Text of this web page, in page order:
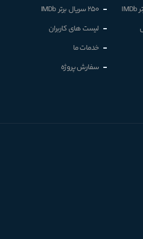
250 سریال برتر IMDb
لیست های کاربران
خدمات ما
سفارش پروژه